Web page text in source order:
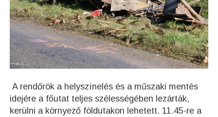
A rendőrök a helyszínelés és a műszaki mentés
idejére a főutat teljes szélességében lezárták,
kerülni a környező földutakon lehetett. 11.45-re a